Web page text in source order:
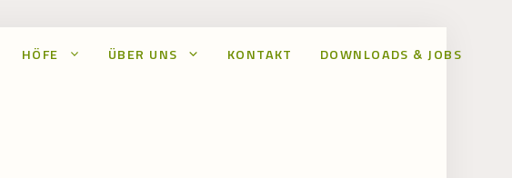
HÖFE ÜBER UNS KONTAKT DOWNLOADS & JOBS